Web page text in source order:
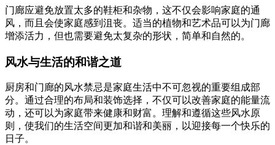
门廊应避免放置太多的鞋柜和杂物，这不仅会影响家庭的通
风，而且会使家庭感到沮丧。适当的植物和艺术品可以为门廊
增添活力，但也需要避免太复杂的形状，简单和自然的。
风水与生活的和谐之道
厨房和门廊的风水禁忌是家庭生活中不可忽视的重要组成部
分。通过合理的布局和装饰选择，不仅可以改善家庭的能量流
动，还可以为家庭带来健康和财富。理解和遵循这些风水原
则，使我们的生活空间更加和谐和美丽，以迎接每一个快乐的
日子。